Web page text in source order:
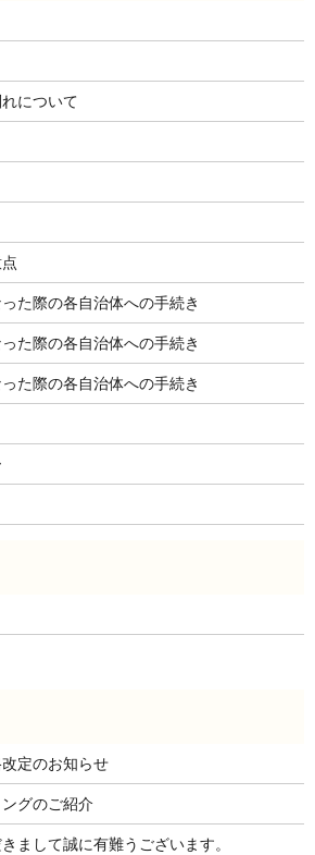
について
た際の各自治体への手続き
た際の各自治体への手続き
た際の各自治体への手続き
定のお知らせ
グのご紹介
まして誠に有難うございます。